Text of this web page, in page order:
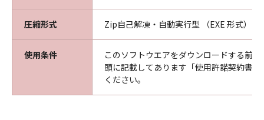
て甲に損害を生ぜしめた場合には、乙は賠償の
責に任ずるものとします。
第5条（保証範囲及び責任）
甲は、本ソフトウエア製品が乙の保有する動作
圧縮形式 Zip自己解凍・自動実行型 （EXE 形式）
使用条件
このソフトウエアをダウンロードする前
頭に記載してあります「使用許諾契約書
ください。